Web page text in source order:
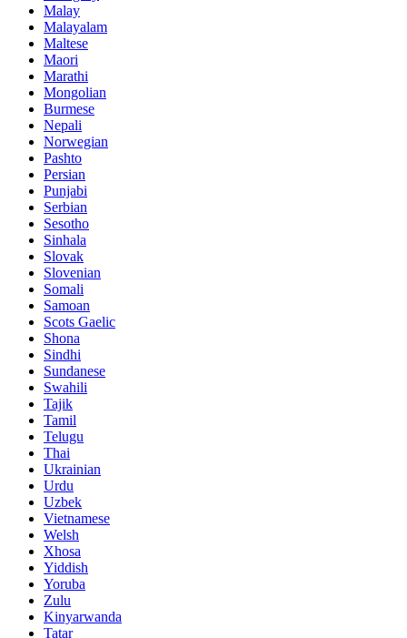
Malay
Malayalam
Maltese
Maori
Marathi
Mongolian
Burmese
Nepali
Norwegian
Pashto
Persian
Punjabi
Serbian
Sesotho
Sinhala
Slovak
Slovenian
Somali
Samoan
Scots Gaelic
Shona
Sindhi
Sundanese
Swahili
Tajik
Tamil
Telugu
Thai
Ukrainian
Urdu
Uzbek
Vietnamese
Welsh
Xhosa
Yiddish
Yoruba
Zulu
Kinyarwanda
Tatar